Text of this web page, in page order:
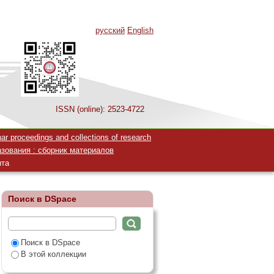
ISSN (online): 2523-4722
русский English
proceedings and collections of research
: сборник материалов
Поиск в DSpace
Поиск в DSpace
В этой коллекции